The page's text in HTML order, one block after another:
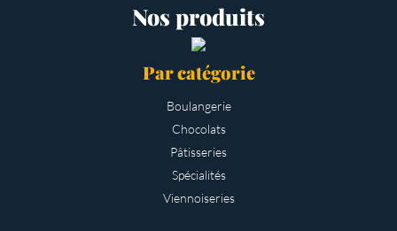
Nos produits
Par catégorie
Boulangerie
Chocolats
Pâtisseries
Spécialités
Viennoiseries